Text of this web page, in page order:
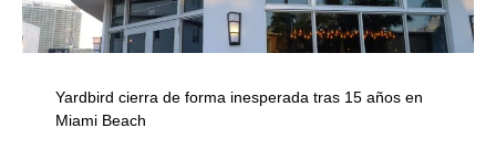
Yardbird cierra de forma inesperada tras 15 años en
Miami Beach